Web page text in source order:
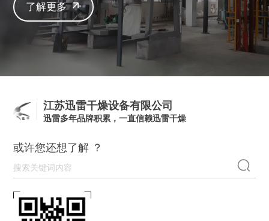
了解更多
江苏迅雷干燥设备有限公司
迅雷多年品牌积累，一直信赖迅雷干燥
或许您还想了解 ？